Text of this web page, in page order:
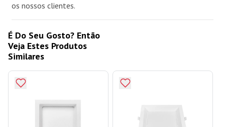
os nossos clientes.
É Do Seu Gosto? Então
Veja Estes Produtos
Similares